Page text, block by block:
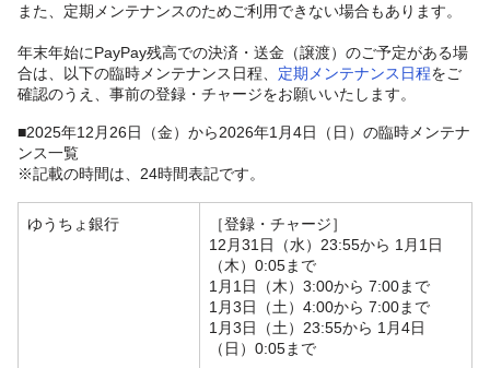
また、定期メンテナンスのためご利用できない場合もあります。
年末年始にPayPay残高での決済・送金（譲渡）のご予定がある場
合は、以下の臨時メンテナンス日程、 定期メンテナンス日程をご
確認のうえ、事前の登録・チャージをお願いいたします。
■2025年12月26日（金）から2026年1月4日（日）の臨時メンテナ
ンス一覧
※記載の時間は、24時間表記です。
ゆうちょ銀行
［登録・チャージ］
12月31日（水）23:55から 1月1日
（木）0:05まで
1月1日（木）3:00から 7:00まで
1月3日（土）4:00から 7:00まで
1月3日（土）23:55から 1月4日
（日）0:05まで